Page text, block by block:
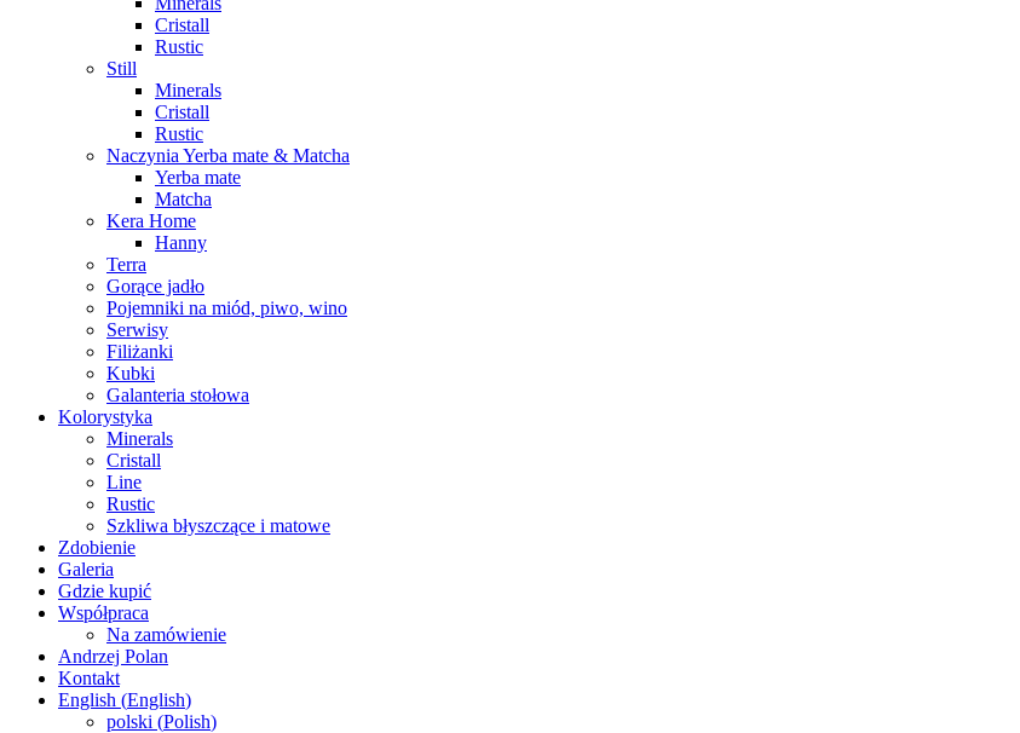
Cristall
Rustic
Still
Minerals
Cristall
Rustic
Naczynia Yerba mate & Matcha
Yerba mate
Matcha
Kera Home
Hanny
Terra
Gorące jadło
Pojemniki na miód, piwo, wino
Serwisy
Filiżanki
Kubki
Galanteria stołowa
Kolorystyka
Minerals
Cristall
Line
Rustic
Szkliwa błyszczące i matowe
Zdobienie
Galeria
Gdzie kupić
Współpraca
Na zamówienie
Andrzej Polan
Kontakt
English (English)
polski (Polish)